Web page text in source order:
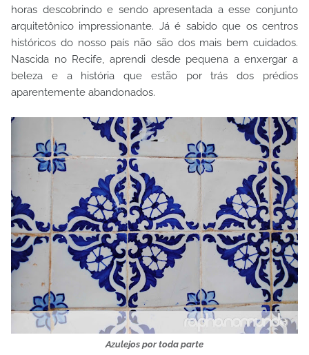
horas descobrindo e sendo apresentada a esse conjunto
arquitetônico impressionante. Já é sabido que os centros
históricos do nosso país não são dos mais bem cuidados.
Nascida no Recife, aprendi desde pequena a enxergar a
beleza e a história que estão por trás dos prédios
aparentemente abandonados.
Azulejos por toda parte